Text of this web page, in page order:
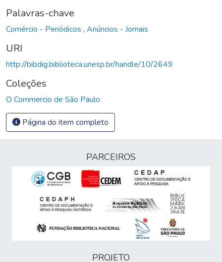
Palavras-chave
Comércio - Periódicos , Anúncios - Jornais
URI
http://bibdig.biblioteca.unesp.br/handle/10/2649
Coleções
O Commercio de São Paulo
Página do item completo
PARCEIROS
PROJETO